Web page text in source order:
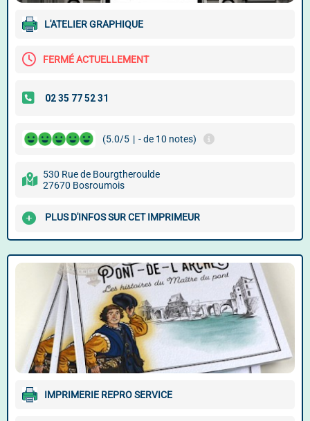
L'ATELIER GRAPHIQUE
FERMÉ ACTUELLEMENT
(5.0/5 | - de 10 notes)
530 Rue de Bourgtheroulde
27670 Bosroumois
PLUS D'INFOS SUR CET IMPRIMEUR
IMPRIMERIE REPRO SERVICE